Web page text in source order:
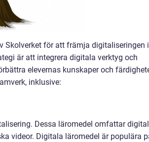
Skolverket för att främja digitaliseringen
är att integrera digitala verktyg och
elevernas kunskaper och
inklusive:
Dessa läromedel omfattar
videor. Digitala läromedel är populära